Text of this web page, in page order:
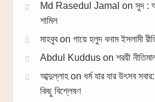
Md Rasedul Jamal on সুদ :
শামিল
মাহবুবon গায়ে হলুদ বনাম ইসলামী
Abdul Kudduson শরয়ী
আব্দুল্লাহon ধর্ম যার যার উৎসব
কিছু বিশ্লেষণ